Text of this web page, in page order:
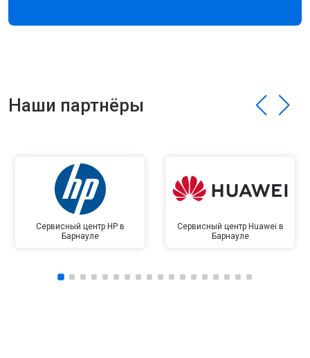
Наши партнёры
Сервисный центр HP в
Барнауле
Сервисный центр Huawei в
Барнауле